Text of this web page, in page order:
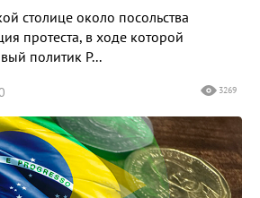
столице около посольства
протеста, в ходе которой
политик Р...
3269